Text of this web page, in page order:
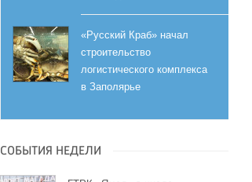
«Русский Краб» начал
строительство
логистического комплекса
в Заполярье
СОБЫТИЯ НЕДЕЛИ